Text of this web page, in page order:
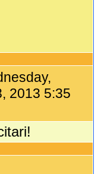
2013 5:35